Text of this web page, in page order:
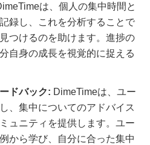
は、個人の集中時間と
録し、これを分析することで
つけるのを助けます。進捗の
自身の成長を視覚的に捉える
ドバック: DimeTimeは、ユー
、集中についてのアドバイス
ュニティを提供します。ユー
から学び、自分に合った集中